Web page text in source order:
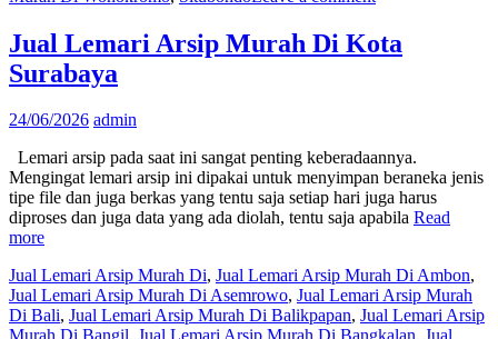
Jual Lemari Arsip Murah Di Kota
Surabaya
24/06/2026 admin
Lemari arsip pada saat ini sangat penting keberadaannya.
Mengingat lemari arsip ini dipakai untuk menyimpan beraneka jenis
tipe file dan juga berkas yang tentu saja setiap hari juga harus
diproses dan juga data yang ada diolah, tentu saja apabila Read
more
Jual Lemari Arsip Murah Di, Jual Lemari Arsip Murah Di Ambon,
Jual Lemari Arsip Murah Di Asemrowo, Jual Lemari Arsip Murah
Di Bali, Jual Lemari Arsip Murah Di Balikpapan, Jual Lemari Arsip